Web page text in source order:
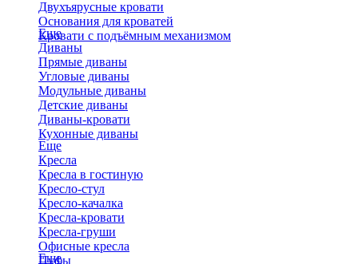
Двухъярусные кровати
Основания для кроватей
Кровати с подъёмным механизмом
Еще
Диваны
Прямые диваны
Угловые диваны
Модульные диваны
Детские диваны
Диваны-кровати
Кухонные диваны
Еще
Кресла
Кресла в гостиную
Кресло-стул
Кресло-качалка
Кресла-кровати
Кресла-груши
Офисные кресла
Пуфы
Еще